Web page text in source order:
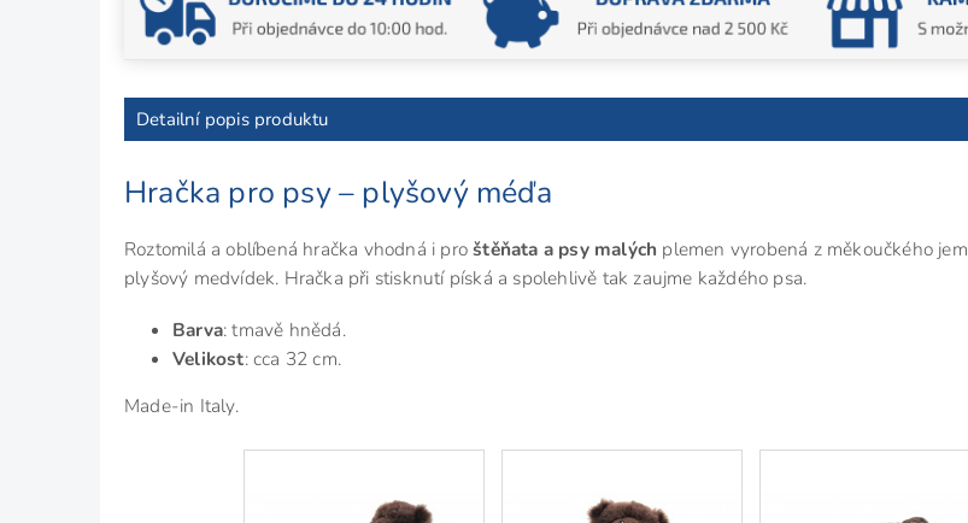
Detailní popis produktu
Hračka pro psy – plyšový méďa
Roztomilá a oblíbená hračka vhodná i proštěňata a psy malých plemen vyrobená z měkoučkého
plyšový medvídek. Hračka při stisknutí píská a spolehlivě tak zaujme každého psa.
Barva: tmavě hnědá.
Velikost: cca 32 cm.
Made-in Italy.